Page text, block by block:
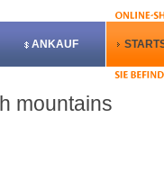
ANKAUF
mountains